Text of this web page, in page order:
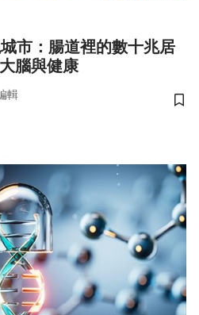
市：腸道裡的數十兆居
腦與健康
輯
儲